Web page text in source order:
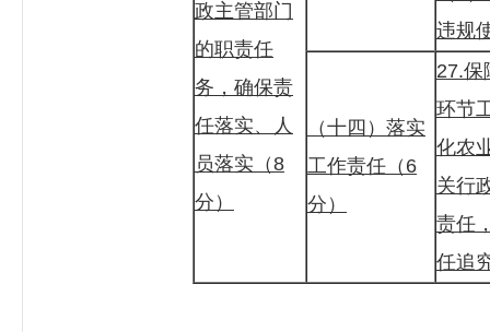
政主管部门
的职责任
务，确保责
任落实、人
员落实（8
分）
违规
（十四）落实
工作责任（6
分）
27.保
环节
化农
关行
责任
任追